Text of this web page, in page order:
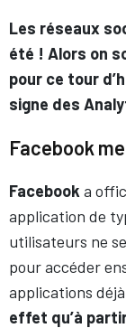
Les réseaux
été ! Alors on
pour ce tour
signe des
Facebook
Facebook a
application de
utilisateurs ne
pour accéder
applications
effet qu’à